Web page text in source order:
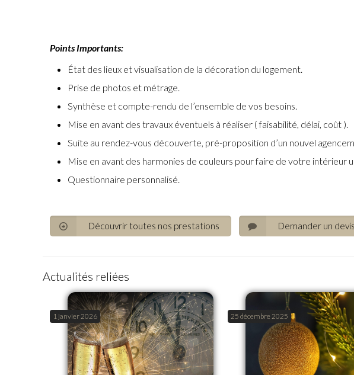
Points Importants:
État des lieux et visualisation de la décoration du logement.
Prise de photos et métrage.
Synthèse et compte-rendu de l’ensemble de vos besoins.
Mise en avant des travaux éventuels à réaliser ( faisabilité, délai, coût ).
Suite au rendez-vous découverte, pré-proposition d’un nouvel
Mise en avant des harmonies de couleurs pour faire de votre intérieur
Questionnaire personnalisé.
Découvrir toutes nos prestations Demander un
Actualités reliées
1 janvier 2026 25 décembre 2025